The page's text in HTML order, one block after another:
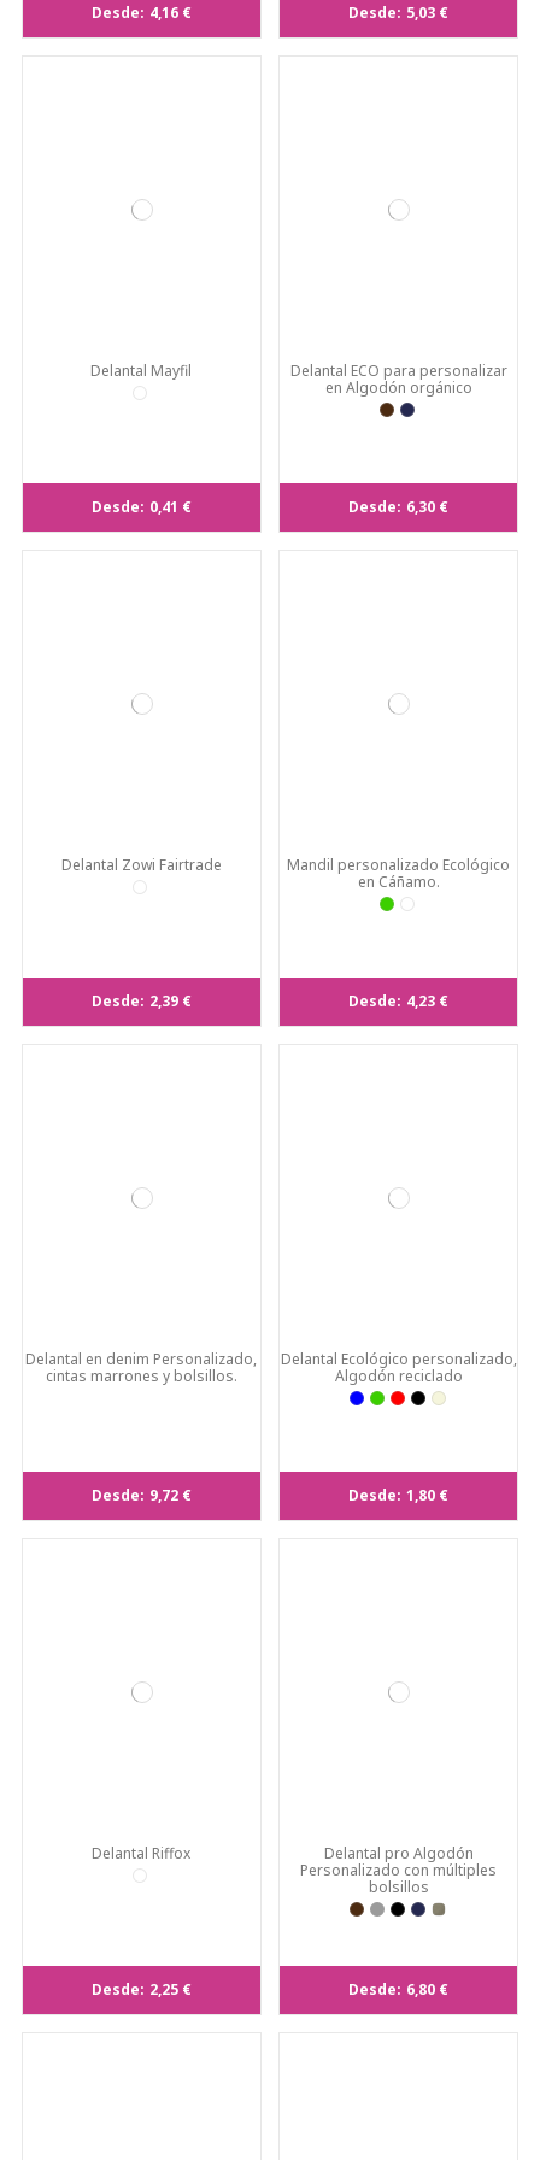
Desde: 4,16 € Desde: 5,03 €
Delantal Mayfil
Desde: 0,41 €
Delantal ECO para personalizar
en Algodón orgánico
Desde: 6,30 €
Delantal Zowi Fairtrade
Desde: 2,39 €
Mandil personalizado Ecológico
en Cáñamo.
Desde: 4,23 €
Delantal en denim Personalizado,
cintas marrones y bolsillos.
Desde: 9,72 €
Delantal Ecológico personalizado,
Algodón reciclado
Desde: 1,80 €
Delantal Riffox
Desde: 2,25 €
Delantal pro Algodón
Personalizado con múltiples
bolsillos
Desde: 6,80 €